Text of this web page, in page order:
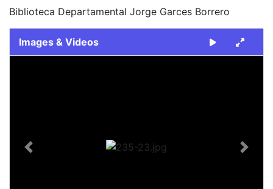
Biblioteca Departamental Jorge Garces Borrero
Images & Videos
Previous Next